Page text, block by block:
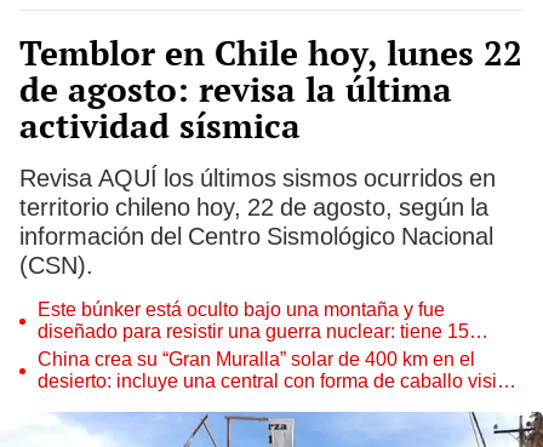
Temblor en Chile hoy, lunes 22
de agosto: revisa la última
actividad sísmica
Revisa AQUÍ los últimos sismos ocurridos en
territorio chileno hoy, 22 de agosto, según la
información del Centro Sismológico Nacional
(CSN).
Este búnker está oculto bajo una montaña y fue
diseñado para resistir una guerra nuclear: tiene 15
edificios
China crea su “Gran Muralla” solar de 400 km en el
desierto: incluye una central con forma de caballo visible